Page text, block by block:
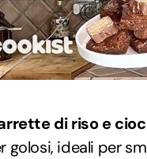
di riso e
golosi, ideali per